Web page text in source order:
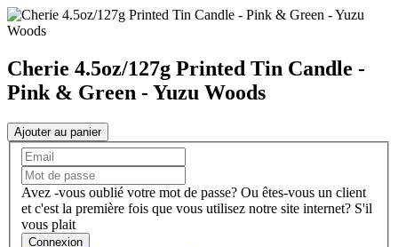
Cherie 4.5oz/127g Printed Tin Candle -
Pink & Green - Yuzu Woods
Ajouter au panier
Avez -vous oublié votre mot de passe? Ou êtes-vous un client
et c'est la première fois que vous utilisez notre site internet? S'il
vous plait
Connexion